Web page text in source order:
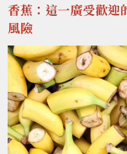
香蕉：這一廣受歡迎
風險